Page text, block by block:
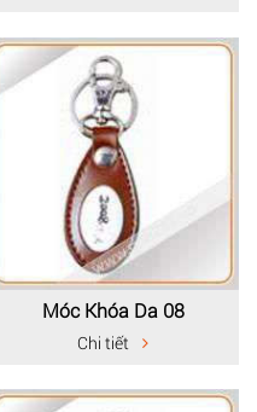
Móc Khóa Da 08
Chi tiết